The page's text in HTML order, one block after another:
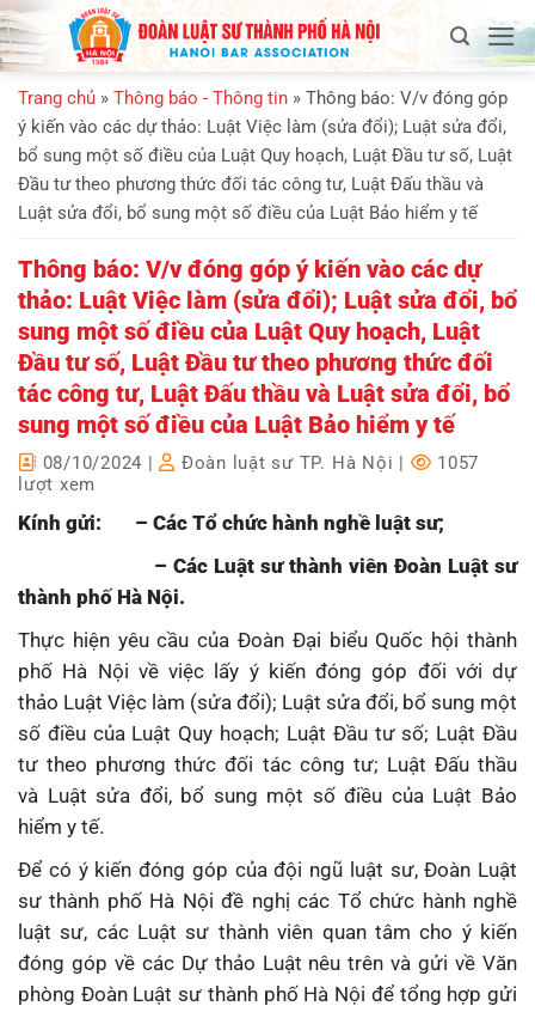
Bỏ
qua
nội
dung
Trang chủ » Thông báo - Thông tin » Thông báo: V/v đóng góp
ý kiến vào các dự thảo: Luật Việc làm (sửa đổi); Luật sửa đổi,
bổ sung một số điều của Luật Quy hoạch, Luật Đầu tư số, Luật
Đầu tư theo phương thức đối tác công tư, Luật Đấu thầu và
Luật sửa đổi, bổ sung một số điều của Luật Bảo hiểm y tế
Thông báo: V/v đóng góp ý kiến vào các dự
thảo: Luật Việc làm (sửa đổi); Luật sửa đổi, bổ
sung một số điều của Luật Quy hoạch, Luật
Đầu tư số, Luật Đầu tư theo phương thức đối
tác công tư, Luật Đấu thầu và Luật sửa đổi, bổ
sung một số điều của Luật Bảo hiểm y tế
08/10/2024 | Đoàn luật sư TP. Hà Nội |
1057
lượt xem
Kính gửi: – Các Tổ chức hành nghề luật sư;
– Các Luật sư thành viên Đoàn Luật sư
thành phố Hà Nội.
Thực hiện yêu cầu của Đoàn Đại biểu Quốc hội thành
phố Hà Nội về việc lấy ý kiến đóng góp đối với dự
thảo Luật Việc làm (sửa đổi); Luật sửa đổi, bổ sung một
số điều của Luật Quy hoạch; Luật Đầu tư số; Luật Đầu
tư theo phương thức đối tác công tư; Luật Đấu thầu
và Luật sửa đổi, bổ sung một số điều của Luật Bảo
hiểm y tế.
Để có ý kiến đóng góp của đội ngũ luật sư, Đoàn Luật
sư thành phố Hà Nội đề nghị các Tổ chức hành nghề
luật sư, các Luật sư thành viên quan tâm cho ý kiến
đóng góp về các Dự thảo Luật nêu trên và gửi về Văn
phòng Đoàn Luật sư thành phố Hà Nội để tổng hợp gửi